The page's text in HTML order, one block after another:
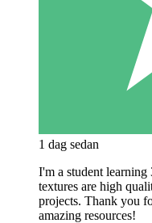
1 dag sedan
I'm a student
textures are high
projects. Thank you
amazing resources!